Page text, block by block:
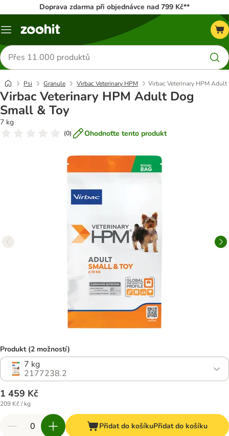
Doprava zdarma při objednávce nad 799 Kč**
Menu
Hledat
produkty
Psi Granule Virbac Veterinary HPM Virbac Veterinary HPM Adult
Virbac Veterinary HPM Adult Dog
Small & Toy
7 kg
(0) Ohodnoťte tento produkt
Produkt (2 možností)
7 kg
2177238.2
1 459 Kč
209 Kč / kg
Přidat do košíkuPřidat do košíku